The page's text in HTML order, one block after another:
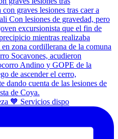
🧡 Servicios dispo